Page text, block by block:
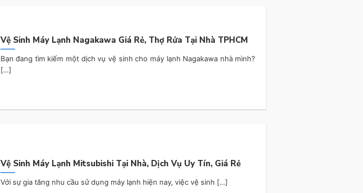
Vệ Sinh Máy Lạnh Nagakawa Giá Rẻ, Thợ Rửa Tại Nhà TPHCM
Bạn đang tìm kiếm một dịch vụ vệ sinh cho máy lạnh Nagakawa nhà mình?
[...]
Vệ Sinh Máy Lạnh Mitsubishi Tại Nhà, Dịch Vụ Uy Tín, Giá Rẻ
Với sự gia tăng nhu cầu sử dụng máy lạnh hiện nay, việc vệ sinh [...]